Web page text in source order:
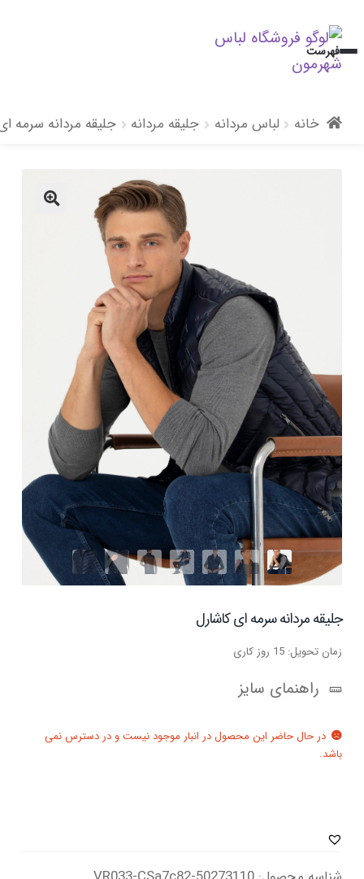
پرش
به
پرش
به
فهرست
خانه لباس مردانه جلیقه مردانه جلیقه مردانه سرمه
جلیقه مردانه سرمه ای کاشارل
زمان تحویل: 15 روز کاری
راهنمای سایز
در حال حاضر این محصول در انبار موجود نیست و در دسترس نمی
باشد.